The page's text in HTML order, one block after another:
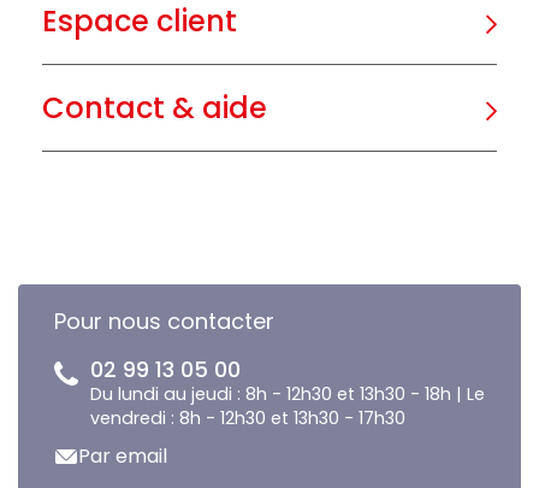
Espace client
Contact & aide
Pour nous contacter
02 99 13 05 00
Du lundi au jeudi : 8h - 12h30 et 13h30 - 18h | Le
vendredi : 8h - 12h30 et 13h30 - 17h30
Par email